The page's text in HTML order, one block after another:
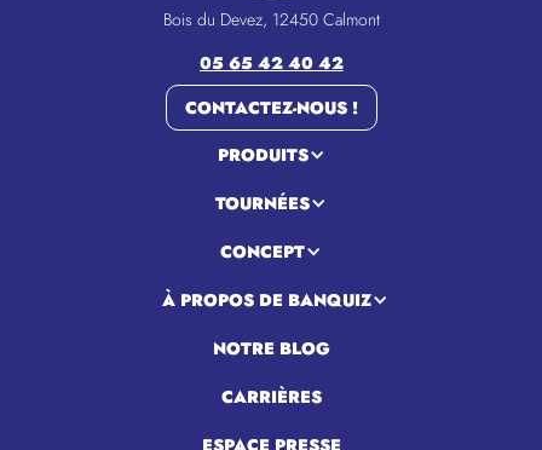
Bois du Devez, 12450 Calmont
05 65 42 40 42
CONTACTEZ-NOUS !
PRODUITS
TOURNÉES
CONCEPT
À PROPOS DE BANQUIZ
NOTRE BLOG
CARRIÈRES
ESPACE PRESSE